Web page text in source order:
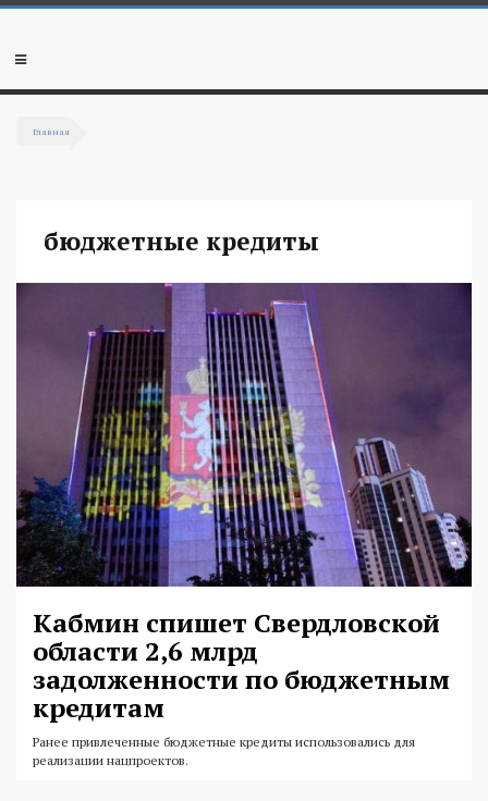
Перейти к основному содержанию
Мобильное
Главная
бюджетные кредиты
Кабмин спишет Свердловской
области 2,6 млрд
задолженности по бюджетным
кредитам
Ранее привлеченные бюджетные кредиты использовались для
реализации нацпроектов.